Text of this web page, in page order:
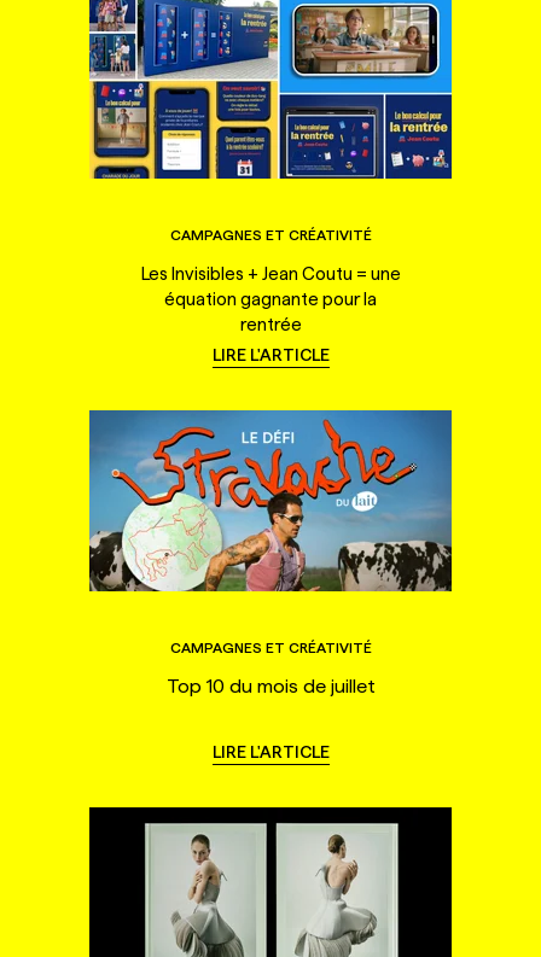
CAMPAGNES ET CRÉATIVITÉ
Les Invisibles + Jean Coutu = une
équation gagnante pour la
rentrée
LIRE L'ARTICLE
CAMPAGNES ET CRÉATIVITÉ
Top 10 du mois de juillet
LIRE L'ARTICLE